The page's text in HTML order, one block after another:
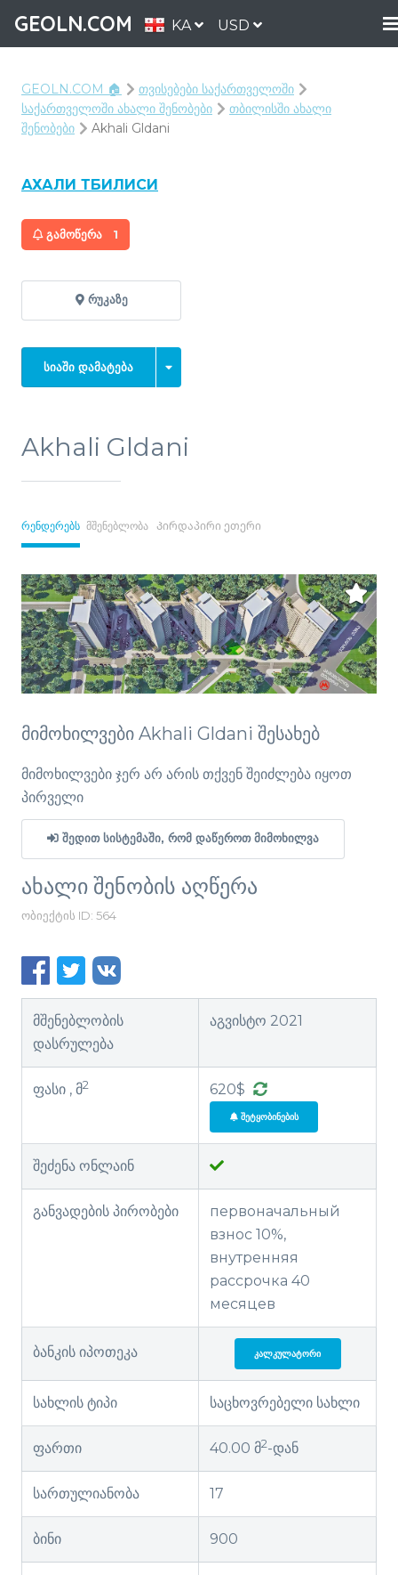
GEOLN.COM KA USD
GEOLN.COM 🏠
თვისებები საქართველოში
საქართველოში ახალი შენობები
თბილისში ახალი
შენობები
Akhali Gldani
АХАЛИ ТБИЛИСИ
ᲒᲐᲛᲝᲬᲔᲠᲐ 1
ᲠᲣᲙᲐᲖᲔ
ᲡᲘᲐᲨᲘ ᲓᲐᲛᲐᲢᲔᲑᲐ
Akhali Gldani
რენდერებს მშენებლობა Პირდაპირი ეთერი
მიმოხილვები Akhali Gldani შესახებ
მიმოხილვები ჯერ არ არის თქვენ შეიძლება იყოთ
პირველი
ᲨᲔᲓᲘᲗ ᲡᲘᲡᲢᲔᲛᲐᲨᲘ, ᲠᲝᲛ ᲓᲐᲬᲔᲠᲝᲗ ᲛᲘᲛᲝᲮᲘᲚᲕᲐ
ახალი შენობის აღწერა
ობიექტის ID: 564
მშენებლობის
დასრულება
აგვისტო 2021
ფასი , მ2 620$
ᲨᲔᲢᲧᲝᲑᲘᲜᲔᲑᲘᲡ
შეძენა ონლაინ
განვადების პირობები
первоначальный
взнос 10%,
внутренняя
рассрочка 40
месяцев
ბანკის იპოთეკა ᲙᲐᲚᲙᲣᲚᲐᲢᲝᲠᲘ
სახლის ტიპი საცხოვრებელი სახლი
ფართი 40.00 მ2-დან
სართულიანობა 17
ბინი 900